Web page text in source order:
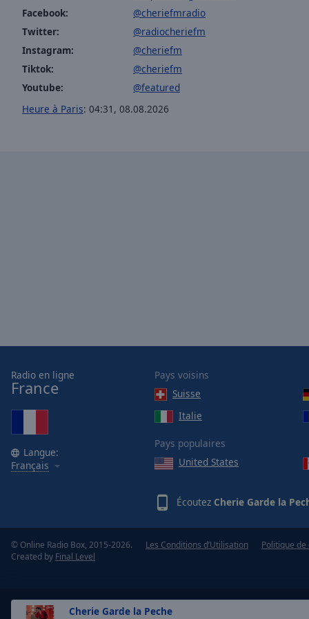
Picture-
Picture
Fullscreen
modal
Text
Opacity
Text
Background
Color
Caption
Area
Cherie Garde la Peche
Facebook:
@cheriefmradio
Twitter:
@radiocheriefm
Instagram:
@cheriefm
Tiktok:
@cheriefm
Youtube:
@featured
Heure à Paris: 04:31 , 08.08.2026
Radio en ligne
France
Langue:
Français
Pays voisins
Suisse
Italie
Pays populaires
United States
Écoutez Cherie Garde la
© Online Radio Box, 2015-2026.
Created by Final Level
Les Conditions d’Utilisation Politique